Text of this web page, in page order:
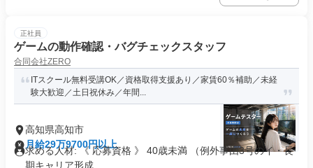
正社員
ゲームの動作確認・バグチェックスタッフ
合同会社ZERO
ITスクール無料受講OK／資格取得支援あり／家賃60％補助／未経
験大歓迎／土日祝休み／年間...
高知県高知市
月給29万9700円以上
求める人材: 《 応募資格 》 40歳未満 （例外事由3号のイ・長
期キャリア形成...